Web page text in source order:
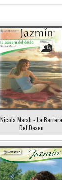
Nicola Marsh - La Barrera
Del Deseo